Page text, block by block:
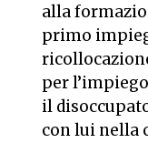
alla
primo
per
il
con lui nella